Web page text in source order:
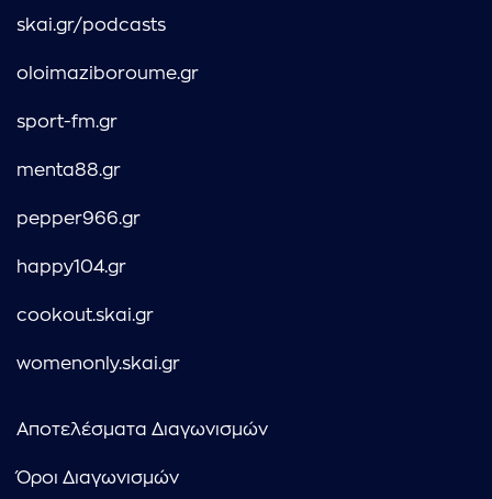
skai.gr/podcasts
oloimaziboroume.gr
sport-fm.gr
menta88.gr
pepper966.gr
happy104.gr
cookout.skai.gr
womenonly.skai.gr
Αποτελέσματα Διαγωνισμών
Όροι Διαγωνισμών